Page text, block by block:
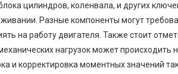
цилиндров, коленвала, и других
Разные компоненты могут
на работу двигателя. Также стоит
нагрузок может происходить
и корректировка моментных значений